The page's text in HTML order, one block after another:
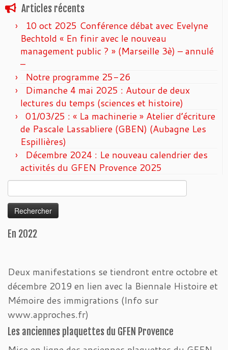
Articles récents
10 oct 2025 Conférence débat avec Evelyne
Bechtold « En finir avec le nouveau
management public ? » (Marseille 3è) – annulé
–
Notre programme 25-26
Dimanche 4 mai 2025 : Autour de deux
lectures du temps (sciences et histoire)
01/03/25 : « La machinerie » Atelier d’écriture
de Pascale Lassabliere (GBEN) (Aubagne Les
Espillières)
Décembre 2024 : Le nouveau calendrier des
activités du GFEN Provence 2025
En 2022
Deux manifestations se tiendront entre octobre et
décembre 2019 en lien avec la Biennale Histoire et
Mémoire des immigrations (Info sur
www.approches.fr)
Les anciennes plaquettes du GFEN Provence